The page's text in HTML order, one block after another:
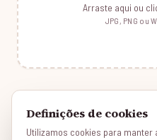
Definições de cookies
Utilizamos cookies para manter
Arraste aqui ou
JPG, PNG ou
Rostos visíveis
Boa iluminação